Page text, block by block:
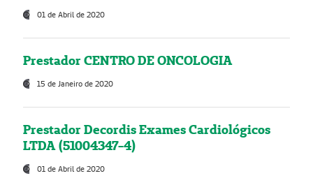
01 de Abril de 2020
Prestador CENTRO DE ONCOLOGIA
15 de Janeiro de 2020
Prestador Decordis Exames Cardiológicos
LTDA (51004347-4)
01 de Abril de 2020